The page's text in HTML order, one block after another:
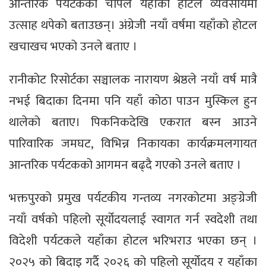
उत्साह थपेको बताउछन्। अंग्रेजी नयाँ वर्षमा यहाँको होटल
खचाखच भएको उनले बताए ।
रानीकोट रिसोर्टका सञ्चालक नारायण श्रेष्ठले नयाँ वर्ष मात्रै
नभई बिदाका दिनमा पनि यहाँ कोठा पाउन मुस्किल हुन
थालेको बताए। पिकनिकदेखि एकरात बस्न आउने
पारिवारिक जमघट, विभिन्न निकायका कार्यक्रमलगायत
आन्तरिक पर्यटकको आगमन बढ्दै गएको उनले बताए ।
भक्तपुरको प्रमुख पर्यटकीय गन्तव्य नगरकोटमा अङ्ग्रेजी
नयाँ वर्षको पहिलो सूर्योदयलाई स्वागत गर्न स्वदेशी तथा
विदेशी पर्यटकले यहाँका होटल भरिभराउ भएका छन् ।
२०२५ को बिदाइ गर्दै २०२६ को पहिलो सूर्योदय र यहाँका